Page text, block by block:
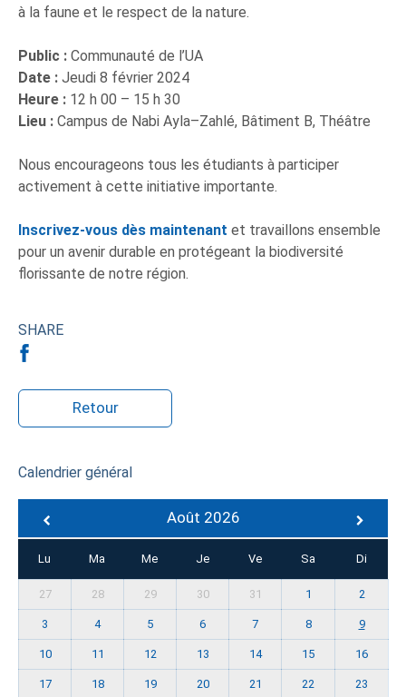
à la faune et le respect de la nature.
Public : Communauté de l’UA
Date : Jeudi 8 février 2024
Heure : 12 h 00 – 15 h 30
Lieu : Campus de Nabi Ayla–Zahlé, Bâtiment B, Théâtre
Nous encourageons tous les étudiants à participer
activement à cette initiative importante.
Inscrivez-vous dès maintenant et travaillons ensemble
pour un avenir durable en protégeant la biodiversité
florissante de notre région.
SHARE
Retour
Calendrier général
Août 2026
Lu Ma Me Je Ve Sa Di
27 28 29 30 31 1 2
3 4 5 6 7 8 9
10 11 12 13 14 15 16
17 18 19 20 21 22 23